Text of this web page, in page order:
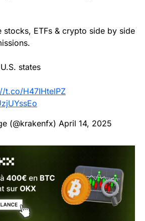
stocks, ETFs & crypto side by side
states
t.co/H47IHtelPZ
(@krakenfx) April 14, 2025